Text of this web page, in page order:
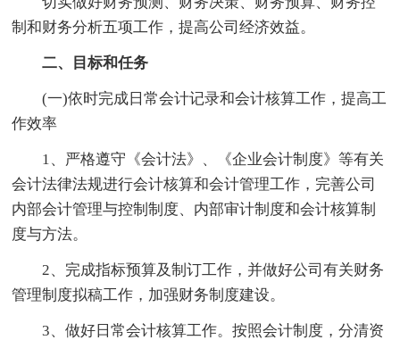
制和财务分析五项工作，提高公司经济效益。
二、目标和任务
(一)依时完成日常会计记录和会计核算工作，提高工
作效率
1、严格遵守《会计法》、《企业会计制度》等有关
会计法律法规进行会计核算和会计管理工作，完善公司
内部会计管理与控制制度、内部审计制度和会计核算制
度与方法。
2、完成指标预算及制订工作，并做好公司有关财务
管理制度拟稿工作，加强财务制度建设。
3、做好日常会计核算工作。按照会计制度，分清资